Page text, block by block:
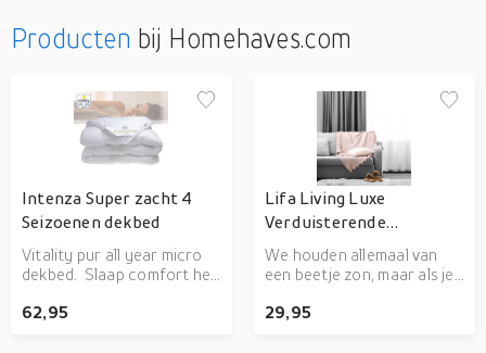
Producten bij Homehaves.com
Intenza Super zacht 4
Seizoenen dekbed
Vitality pur all year micro
dekbed. Slaap comfort het
Microvezel heeft een
62,95
Lifa Living Luxe
Verduisterende
Gordijnen Zilvergrijs
We houden allemaal van
een beetje zon, maar als je
donker en stil zijn. Deze
29,95